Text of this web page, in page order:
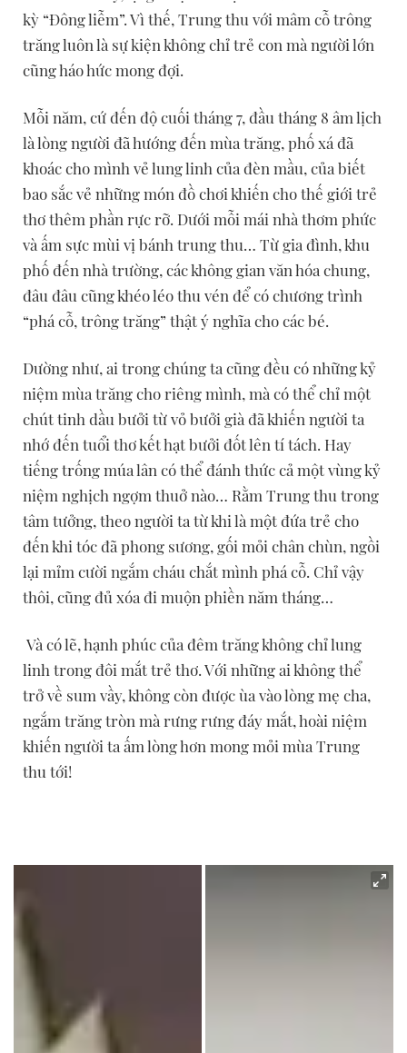
kỳ “Đông liễm”. Vì thế, Trung thu với mâm cỗ trông
trăng luôn là sự kiện không chỉ trẻ con mà người lớn
cũng háo hức mong đợi.
Mỗi năm, cứ đến độ cuối tháng 7, đầu tháng 8 âm lịch
là lòng người đã hướng đến mùa trăng, phố xá đã
khoác cho mình vẻ lung linh của đèn mầu, của biết
bao sắc vẻ những món đồ chơi khiến cho thế giới trẻ
thơ thêm phần rực rỡ. Dưới mỗi mái nhà thơm phức
và ấm sực mùi vị bánh trung thu… Từ gia đình, khu
phố đến nhà trường, các không gian văn hóa chung,
đâu đâu cũng khéo léo thu vén để có chương trình
“phá cỗ, trông trăng” thật ý nghĩa cho các bé.
Dường như, ai trong chúng ta cũng đều có những kỷ
niệm mùa trăng cho riêng mình, mà có thể chỉ một
chút tinh dầu bưởi từ vỏ bưởi già đã khiến người ta
nhớ đến tuổi thơ kết hạt bưởi đốt lên tí tách. Hay
tiếng trống múa lân có thể đánh thức cả một vùng kỷ
niệm nghịch ngợm thuở nào… Rằm Trung thu trong
tâm tưởng, theo người ta từ khi là một đứa trẻ cho
đến khi tóc đã phong sương, gối mỏi chân chùn, ngồi
lại mỉm cười ngắm cháu chắt mình phá cỗ. Chỉ vậy
thôi, cũng đủ xóa đi muộn phiền năm tháng…
Và có lẽ, hạnh phúc của đêm trăng không chỉ lung
linh trong đôi mắt trẻ thơ. Với những ai không thể
trở về sum vầy, không còn được ùa vào lòng mẹ cha,
ngắm trăng tròn mà rưng rưng đáy mắt, hoài niệm
khiến người ta ấm lòng hơn mong mỏi mùa Trung
thu tới!